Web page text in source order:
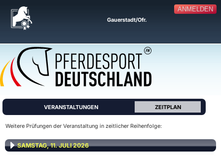
ANMELDEN
Gauerstadt/Ofr.
VERANSTALTUNGEN ZEITPLAN
Weitere Prüfungen der Veranstaltung in zeitlicher Reihenfolge:
SAMSTAG, 11. JULI 2026